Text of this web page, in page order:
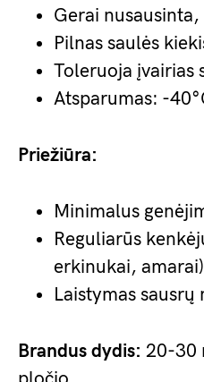
Gerai
Pilnas saulės
Toleruoja įvairias
Atsparumas: -
Priežiūra:
Minimalus
Reguliarūs
erkinukai, amarai)
Laistymas
Brandus dydis: 20-30